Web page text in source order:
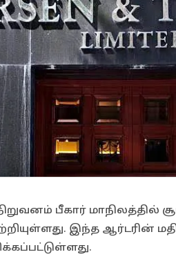
பீகார் மாநிலத்தில்
இந்த ஆர்டரின்